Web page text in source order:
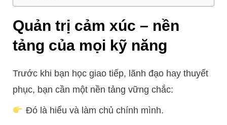
Quản trị cảm xúc – nền
tảng của mọi kỹ năng
Trước khi bạn học giao tiếp, lãnh đạo hay thuyết
phục, bạn cần một nền tảng vững chắc:
Đó là hiểu và làm chủ chính mình.